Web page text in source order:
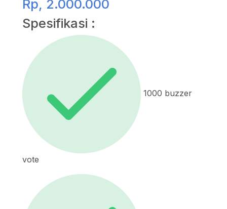
Rp, 2.000.000
Spesifikasi :
1000 buzzer
vote